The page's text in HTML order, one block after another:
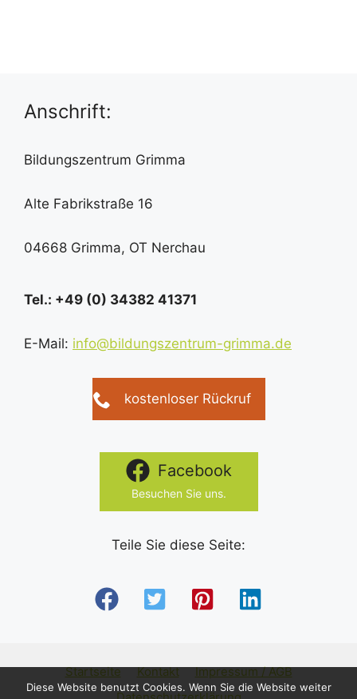
Anschrift:
Bildungszentrum Grimma
Alte Fabrikstraße 16
04668 Grimma, OT Nerchau
Tel.: +49 (0) 34382 41371
E-Mail: info@bildungszentrum-grimma.de
kostenloser Rückruf
Facebook
Besuchen Sie uns.
Teile Sie diese Seite:
Startseite Kontakt
Impressum / AGB
Diese Website benutzt Cookies. Wenn Sie die Website weiter